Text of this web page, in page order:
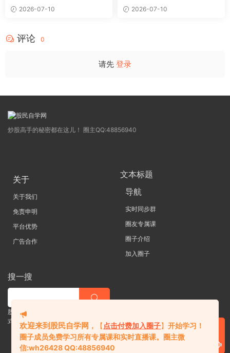
2026-07-10
复盘2026-07-10
评论 0
请先 登录
炒股高手的秘密都在这儿！ 圈主QQ:48856940
关于
关于我们
免责申明
平台优势
广告合作
文本标题
导航
实时同步群
圈友专属课
圈子介绍
加入圈子
搜一搜
股票 |直播| 外汇| 期货 |金融理财一站
式学习平台
欢迎来到股民自学网 ， 【 点击付费加入圈子】开始学习！
圈子成员免费学习所有专属课和实时直播课。 圈主微
信:wh26428 QQ:48856940